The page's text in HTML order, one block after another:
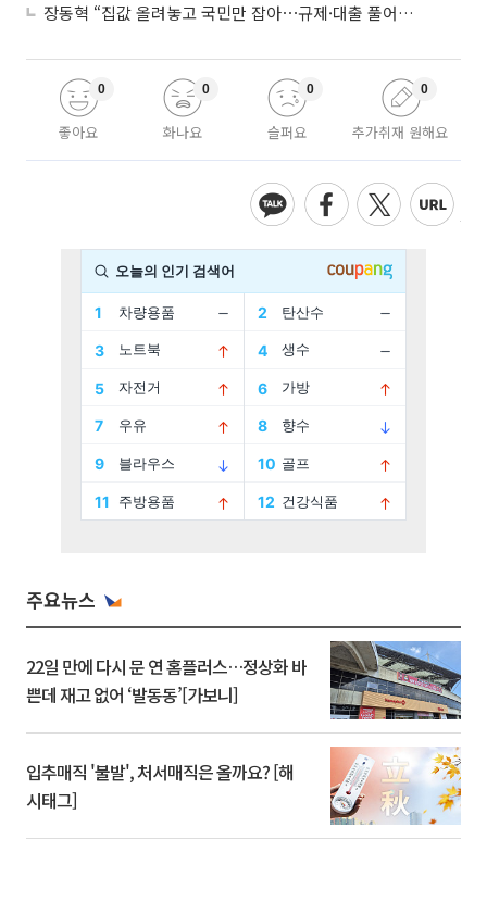
장동혁 “집값 올려놓고 국민만 잡아⋯규제·대출 풀어야”
좋아요
0
화나요
0
슬퍼요
0
추가취재 원해요
0
주요뉴스
22일 만에 다시 문 연 홈플러스…정상화 바
쁜데 재고 없어 ‘발동동’[가보니]
입추매직 '불발', 처서매직은 올까요? [해
시태그]